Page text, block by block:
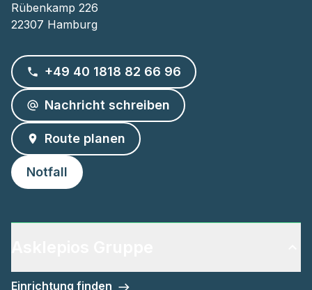
Rübenkamp 226
22307 Hamburg
+49 40 1818 82 66 96
Nachricht schreiben
Route planen
Notfall
Einrichtung finden